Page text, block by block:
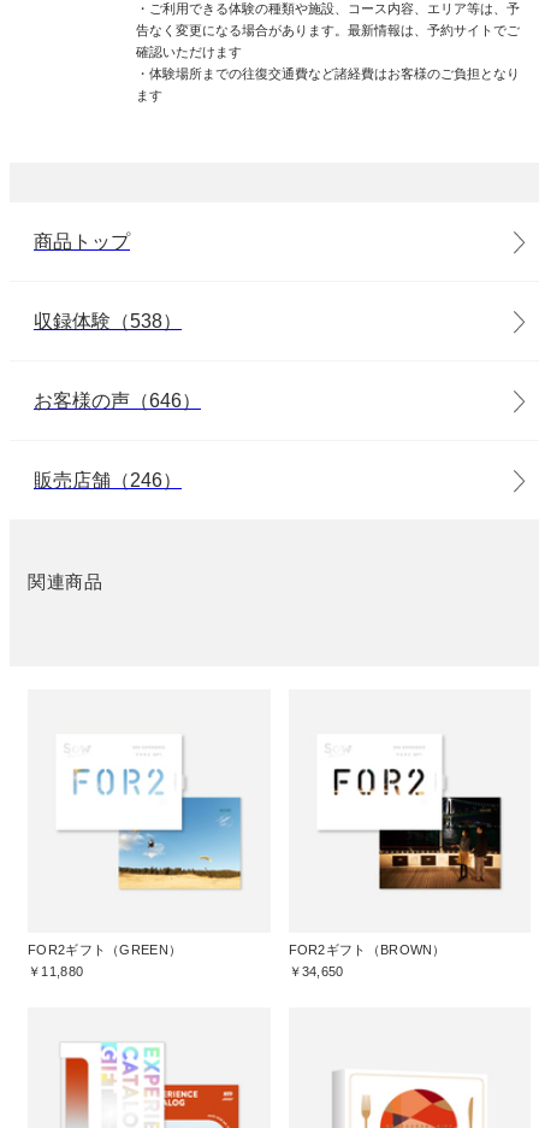
・ご利用できる体験の種類や施設、コース内容、エリア等は、予
告なく変更になる場合があります。最新情報は、予約サイトでご
確認いただけます
・体験場所までの往復交通費など諸経費はお客様のご負担となり
ます
商品トップ
収録体験（538）
お客様の声（646）
販売店舗（246）
関連商品
FOR2ギフト（GREEN）
￥11,880
FOR2ギフト（BROWN）
￥34,650